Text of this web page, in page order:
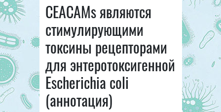
CEACAMs являются
стимулирующими
токсины рецепторами
для энтеротоксигенной
Escherichia coli
(аннотация)